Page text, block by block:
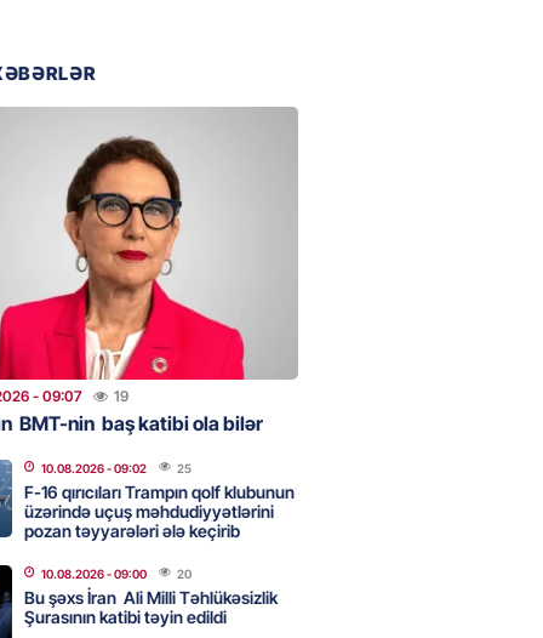
Hospitalda ölüm hadisəsi baş
BİR QADIN ESTETİK
ÖLDÜ
- 08:49
başlayan yeni mərhələ: 8
görüşü Azərbaycan və region
dəyişdi? – ŞƏRH
sazişi:Cənubi Qafqazda
və yeni reallıqlar-NAHİD
- 18:26
- 09:07 19
BMT-nin baş katibi ola bilər
10.08.2026- 09:02 25
F-16 qırıcıları Trampın qolf klubunun
üzərində uçuş məhdudiyyətlərini
pozan təyyarələri ələ keçirib
10.08.2026- 09:00 20
Bu şəxs İran Ali Milli Təhlükəsizlik
Şurasının katibi təyin edildi